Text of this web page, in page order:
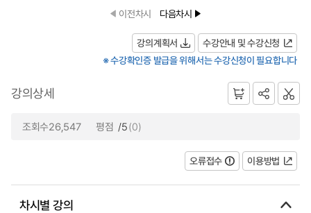
이전차시 다음차시
강의계획서
수강안내 및 수강신청
※ 수강확인증 발급을 위해서는 수강신청이 필요합니다
강의상세
조회수26,547 평점 /5(0)
오류접수 이용방법
차시별 강의